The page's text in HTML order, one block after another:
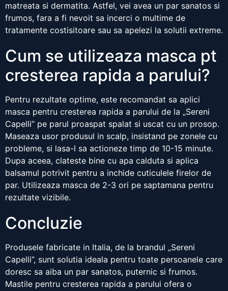
matreata si dermatita. Astfel, vei avea un par sanatos si
frumos, fara a fi nevoit sa incerci o multime de
tratamente costisitoare sau sa apelezi la solutii extreme.
Cum se utilizeaza masca pt
cresterea rapida a parului?
Pentru rezultate optime, este recomandat sa aplici
masca pentru cresterea rapida a parului de la „Sereni
Capelli” pe parul proaspat spalat si uscat cu un prosop.
Maseaza usor produsul in scalp, insistand pe zonele cu
probleme, si lasa-l sa actioneze timp de 10-15 minute.
Dupa aceea, clateste bine cu apa calduta si aplica
balsamul potrivit pentru a inchide cuticulele firelor de
par. Utilizeaza masca de 2-3 ori pe saptamana pentru
rezultate vizibile.
Concluzie
Produsele fabricate in Italia, de la brandul „Sereni
Capelli”, sunt solutia ideala pentru toate persoanele care
doresc sa aiba un par sanatos, puternic si frumos.
Mastile pentru cresterea rapida a parului ofera o